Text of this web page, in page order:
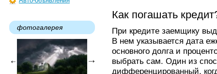
фотогалерея
Как погашать
При кредите заемщику
В нем указывается дата
основного долга и
выбрать сам. Один из
дифференцированный,